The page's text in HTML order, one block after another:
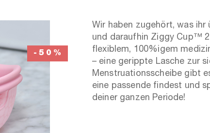
-50%
Wir haben zugehört, was
und daraufhin Ziggy Cup™
flexiblem, 100%igem
– eine gerippte Lasche zur
Menstruationsscheibe gibt
eine passende findest und
deiner ganzen Periode!